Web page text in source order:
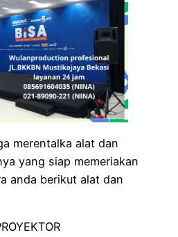
merentalka alat dan
yang siap memeriakan
anda berikut alat dan